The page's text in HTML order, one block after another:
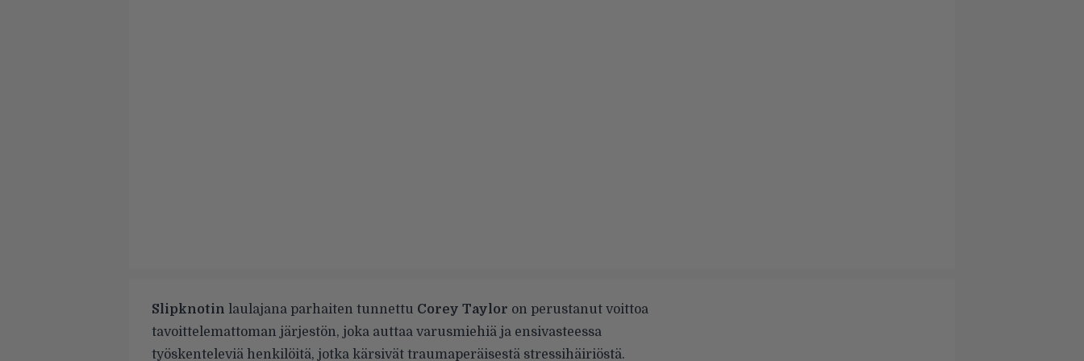
Slipknotin laulajana parhaiten tunnettu Corey Taylor on perustanut voittoa
tavoittelemattoman järjestön, joka auttaa varusmiehiä ja ensivasteessa
työskenteleviä henkilöitä, jotka kärsivät traumaperäisestä stressihäiriöstä.